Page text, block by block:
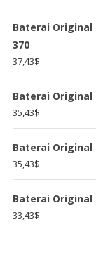
Baterai Original
370
37,43$
Baterai Original
35,43$
Baterai Original
35,43$
Baterai Original
33,43$